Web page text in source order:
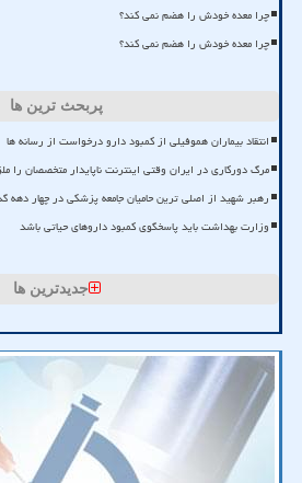
چرا معده خودش را هضم نمی کند؟
چرا معده خودش را هضم نمی کند؟
پربحث ترین ها
انتقاد بیماران هموفیلی از کمبود دارو درخواست از رسانه ها
مرگ دورکاری در ایران وقتی اینترنت ناپایدار متخصصان را
رهبر شهید از اصلی ترین حامیان جامعه پزشکی در چهار دهه
وزارت بهداشت باید پاسخگوی کمبود داروهای حیاتی باشد
جدیدترین ها